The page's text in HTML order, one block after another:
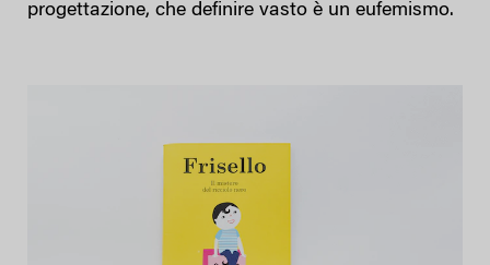
progettazione, che definire vasto è un eufemismo.